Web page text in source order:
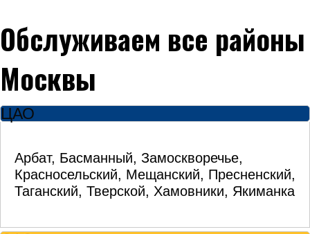
Обслуживаем все районы
Москвы
ЦАО
Арбат, Басманный, Замоскворечье,
Красносельский, Мещанский, Пресненский,
Таганский, Тверской, Хамовники, Якиманка